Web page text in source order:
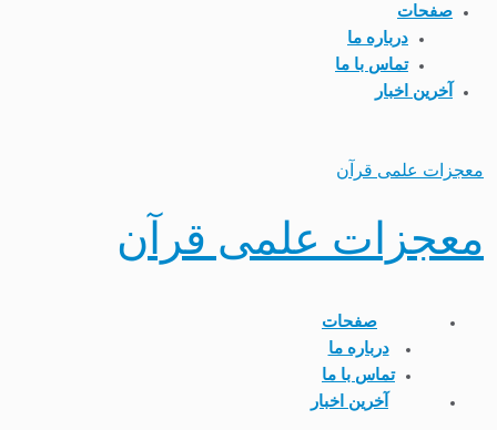
صفحات
درباره ما
تماس با ما
آخرین اخبار
معجزات علمی قرآن
معجزات علمی قرآن
صفحات
درباره ما
تماس با ما
آخرین اخبار